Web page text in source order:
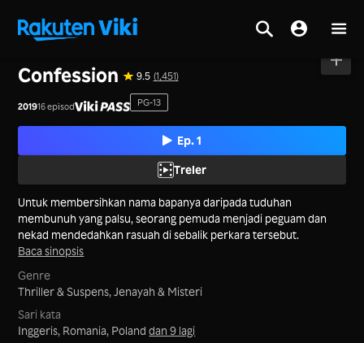
Confession 9.5 (1,451)
201916 episod PG-13
Ep. 1
Treler
Untuk membersihkan nama bapanya daripada tuduhan
membunuh yang palsu, seorang pemuda menjadi peguam dan
nekad mendedahkan rasuah di sebalik perkara tersebut.
Baca sinopsis
Genre
Thriller & Suspens,Jenayah & Misteri
Sari kata
Inggeris, Romania, Polanddan 9 lagi